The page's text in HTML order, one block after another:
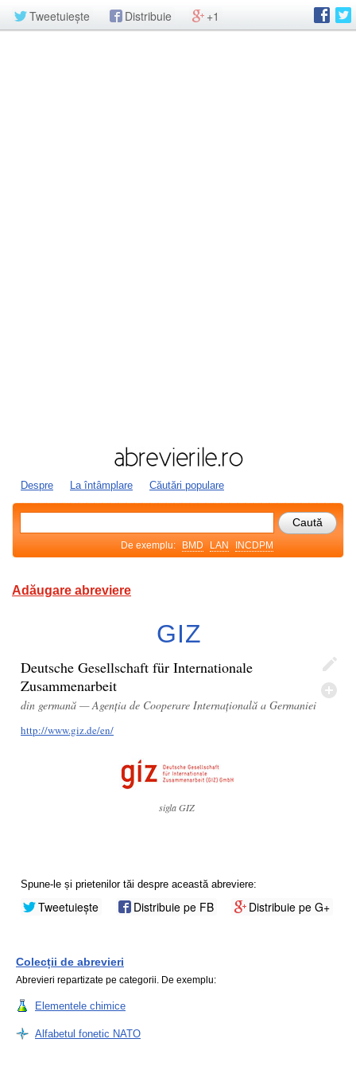
Tweetuiește Distribuie +1
Despre La întâmplare Căutări populare
De exemplu: BMD LAN INCDPM
Adăugare abreviere
GIZ
Deutsche Gesellschaft für Internationale
Zusammenarbeit
din germană — Agenția de Cooperare Internațională a Germaniei
http://www.giz.de/en/
sigla GIZ
Spune-le și prietenilor tăi despre această abreviere:
Tweetuiește Distribuie pe FB Distribuie pe G+
Colecții de abrevieri
Abrevieri repartizate pe categorii. De exemplu:
Elementele chimice
Alfabetul fonetic NATO